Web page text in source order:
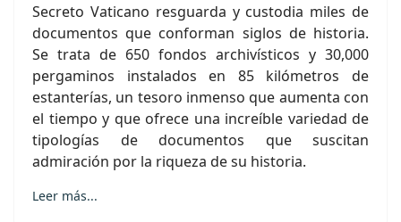
Secreto Vaticano resguarda y custodia miles de
documentos que conforman siglos de historia.
Se trata de 650 fondos archivísticos y 30,000
pergaminos instalados en 85 kilómetros de
estanterías, un tesoro inmenso que aumenta con
el tiempo y que ofrece una increíble variedad de
tipologías de documentos que suscitan
admiración por la riqueza de su historia.
Leer más...